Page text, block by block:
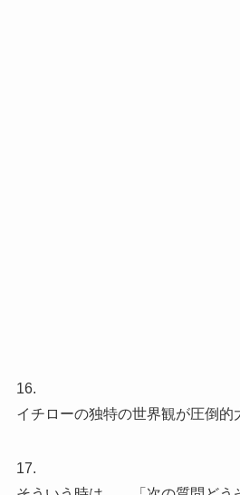
16.
イチローの独特の世界観が圧倒的
17.